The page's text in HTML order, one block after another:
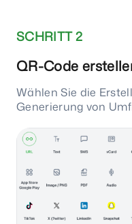
SCHRITT 2
QR-Code
Wählen Sie die
Generierung von